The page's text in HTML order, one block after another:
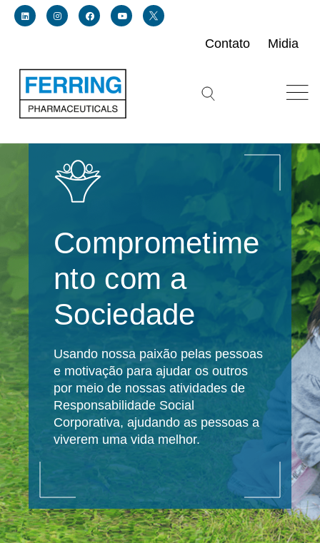
Link for twitter profile for ferring usa
Link for facebook profile for ferring usa
Link for linkedin profile for ferring usa
Link for instagram profile for ferring usa
Contato Midia
Search icon button
Comprometime
nto com a
Sociedade
Usando nossa paixão pelas pessoas
e motivação para ajudar os outros
por meio de nossas atividades de
Responsabilidade Social
Corporativa, ajudando as pessoas a
viverem uma vida melhor.